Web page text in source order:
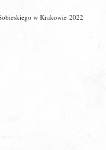
w Krakowie 2022